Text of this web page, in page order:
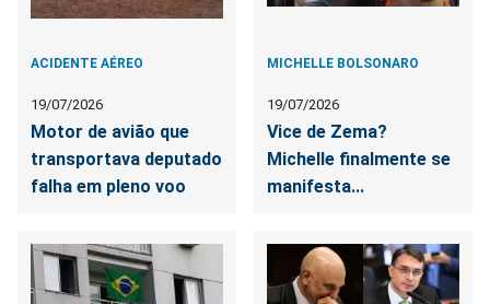
ACIDENTE AÉREO
19/07/2026
Motor de avião que
transportava deputado
falha em pleno voo
MICHELLE BOLSONARO
19/07/2026
Vice de Zema?
Michelle finalmente se
manifesta...